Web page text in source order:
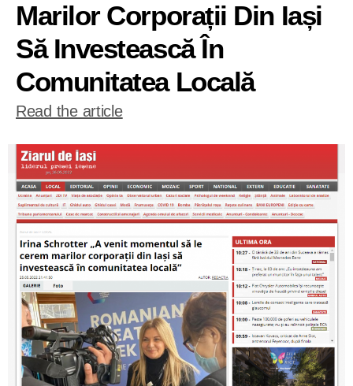
Marilor Corporații Din Iași
Să Investească În
Comunitatea Locală
Read the article